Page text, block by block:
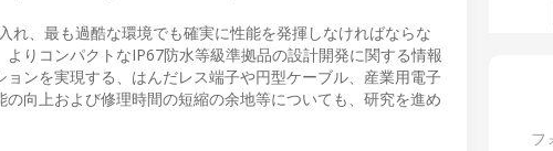
、最も過酷な環境でも確実に性能を発揮しなければならな
りコンパクトなIP67防水等級準拠品の設計開発に関する情報
ンを実現する、はんだレス端子や円型ケーブル、産業用電子
向上および修理時間の短縮の余地等についても、研究を進め
フ